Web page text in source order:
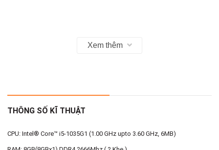
ra, còn được phủ một lớp phủ chống chói giúp cho người dùng
có thể nhìn rõ những hình ảnh dù ở điều kiện ánh sáng mạnh.
Hiệu năng
Xem thêm
THÔNG SỐ KĨ THUẬT
CPU: Intel® Core™ i5-1035G1 (1.00 GHz upto 3.60 GHz, 6MB)